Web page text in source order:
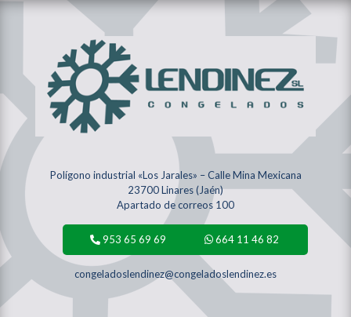
Polígono industrial «Los Jarales» – Calle Mina Mexicana
23700 Linares (Jaén)
Apartado de correos 100
953 65 69 69 664 11 46 82
congeladoslendinez@congeladoslendinez.es